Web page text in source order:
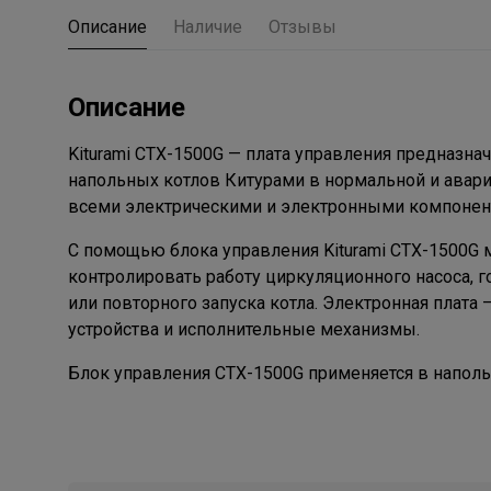
Описание Наличие Отзывы
Описание
Kiturami CTX-1500G — плата управления
напольных котлов Китурами в нормальной и
всеми электрическими и электронными
С помощью блока управления Kiturami CTX-1500G
контролировать работу циркуляционного
или повторного запуска котла. Электронная
устройства и исполнительные механизмы.
Блок управления CTX-1500G применяется в